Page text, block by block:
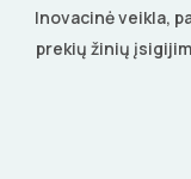
PRESAI
Inovacinė veikla,
prekių žinių